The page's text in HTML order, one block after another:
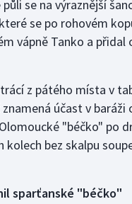
se na výraznější
se po rohovém
vápně Tanko a přidal
z pátého místa v
účast v baráži
"béčko" po
kolech bez skalpu
sparťanské "béčko"